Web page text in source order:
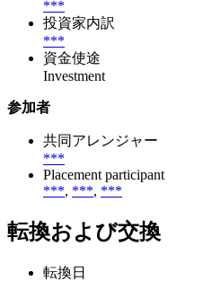
***
投資家内訳
***
資金使途
Investment
参加者
共同アレンジャー
***
Placement participant
***, ***, ***
転換および交換
転換日